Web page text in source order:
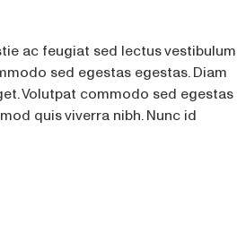
ac feugiat sed lectus vestibulum
sed egestas egestas. Diam
Volutpat commodo sed egestas
quis viverra nibh. Nunc id